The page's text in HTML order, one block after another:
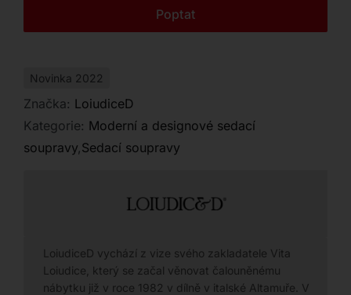
Kontakt
Poptat
Novinka 2022
Značka: LoiudiceD
Kategorie: Moderní a designové sedací
soupravy,Sedací soupravy
LoiudiceD vychází z vize svého zakladatele Vita
Loiudice, který se začal věnovat čalouněnému
nábytku již v roce 1982 v dílně v italské Altamuře. V